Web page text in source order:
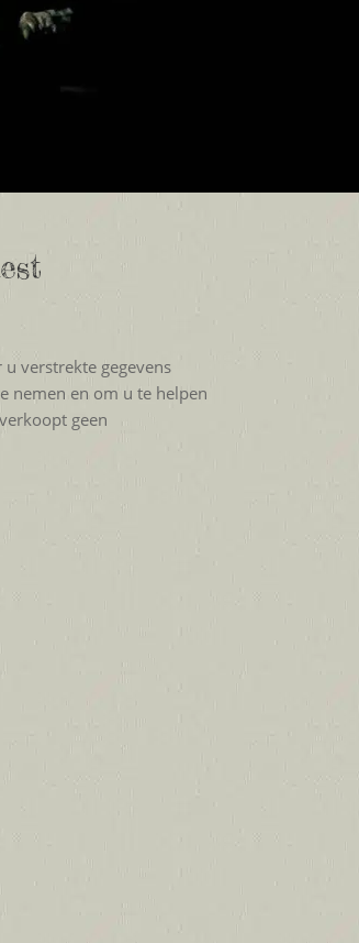
verstrekte gegevens
nemen en om u te helpen
geen